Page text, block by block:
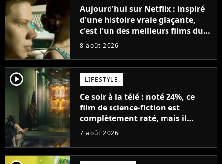
Aujourd'hui sur Netflix : inspiré
d'une histoire vraie glaçante,
c'est l'un des meilleurs films du
21ème siècle
8 août 2026
player2 LIFESTYLE
Ce soir à la télé : noté 24%, ce
film de science-fiction est
complètement raté, mais il
aurait pu être encore pire à
7 août 2026